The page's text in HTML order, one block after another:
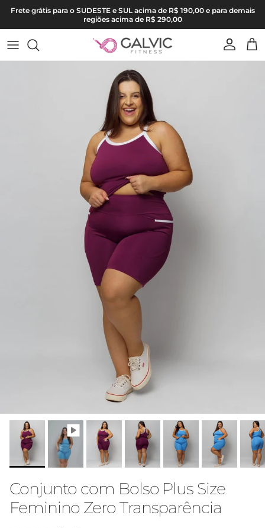
Pular para o conteúdo
Frete grátis para o SUDESTE e SUL acima de R$ 190,00 e para demais
regiões acima de R$ 290,00
Conta
Pular para as informações do produto
Conjunto com Bolso Plus Size
Feminino Zero Transparência